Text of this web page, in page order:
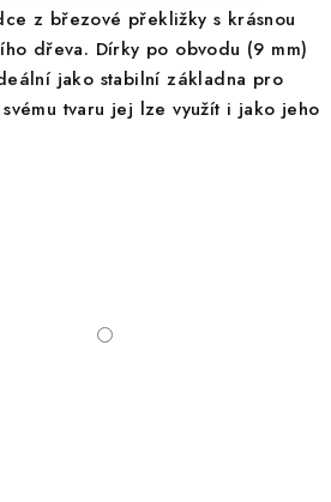
z březové překližky s krásnou
dřeva. Dírky po obvodu (9 mm)
jako stabilní základna pro
tvaru jej lze využít i jako jeho